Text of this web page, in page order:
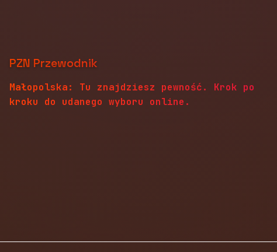
PZN Przewodnik
Małopolska: Tu znajdziesz pewność. Krok po
kroku do udanego wyboru online.